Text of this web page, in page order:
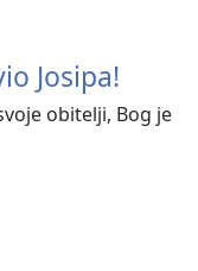
Josipa!
obitelji, Bog je